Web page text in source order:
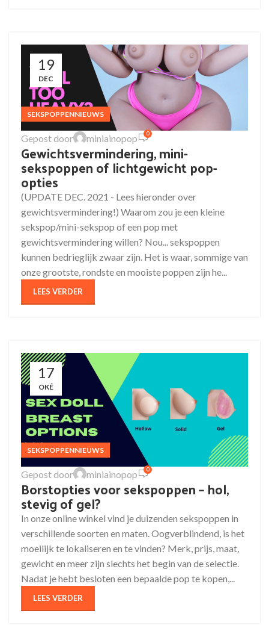
19
DEC
SEKSPOPPENNIEUWS
Gepost door miniainopop 0
Gewichtsvermindering, mini-
sekspoppen of lichtgewicht pop-
opties
(UPDATE DEC. 2021 - Lees hieronder over
gewichtsvermindering!) Waarom zou je een kleine
sekspop/mini-sekspop of een pop met
gewichtsvermindering willen? Nou... sekspoppen
kunnen bedrieglijk zwaar zijn. Het is waar, sommige van
onze grootste, rondste en mooiste poppen zijn he...
LEES VERDER
17
OKÉ
SEKSPOPPENNIEUWS
Gepost door miniainopop 0
Borstopties voor sekspoppen – hol,
stevig of gel?
In onze online winkel vind je duizenden sekspoppen in
verschillende soorten en maten. Oogverblindend, is het
moeilijk te lokaliseren en te vinden? Merk, prijs, maat,
gewicht en meer zijn slechts het begin van de selectie.
Nadat je hebt besloten een bepaalde pop te kopen,...
LEES VERDER